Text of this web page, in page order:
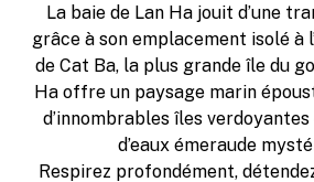
La baie de Lan Ha jouit d’une
grâce à son emplacement isolé à
de Cat Ba, la plus grande île du
Ha offre un paysage marin
d’innombrables îles
d’eaux émeraude
Respirez profondément,